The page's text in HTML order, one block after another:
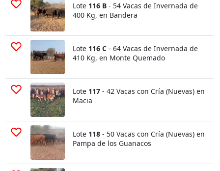
Lote 116 B - 54 Vacas de Invernada de
400 Kg, en Bandera
Lote 116 C - 64 Vacas de Invernada de
410 Kg, en Monte Quemado
Lote 117 - 42 Vacas con Cría (Nuevas) en
Macia
Lote 118 - 50 Vacas con Cría (Nuevas) en
Pampa de los Guanacos